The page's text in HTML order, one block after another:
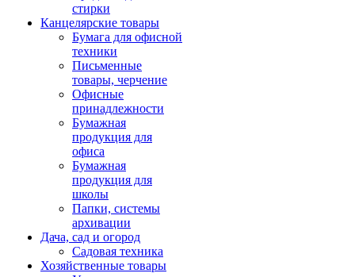
стирки
Канцелярские товары
Бумага для офисной
техники
Письменные
товары, черчение
Офисные
принадлежности
Бумажная
продукция для
офиса
Бумажная
продукция для
школы
Папки, системы
архивации
Дача, сад и огород
Садовая техника
Хозяйственные товары